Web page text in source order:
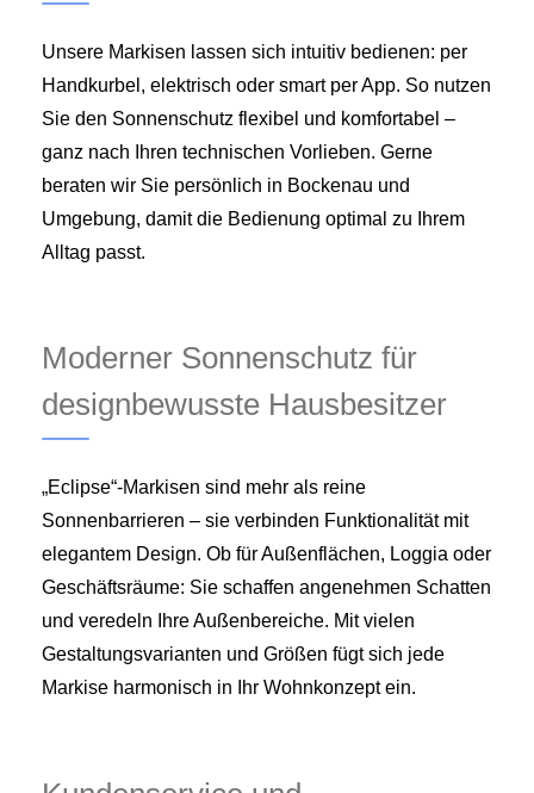
Unsere Markisen lassen sich intuitiv bedienen: per
Handkurbel, elektrisch oder smart per App. So nutzen
Sie den Sonnenschutz flexibel und komfortabel –
ganz nach Ihren technischen Vorlieben. Gerne
beraten wir Sie persönlich in Bockenau und
Umgebung, damit die Bedienung optimal zu Ihrem
Alltag passt.
Moderner Sonnenschutz für
designbewusste Hausbesitzer
„Eclipse“-Markisen sind mehr als reine
Sonnenbarrieren – sie verbinden Funktionalität mit
elegantem Design. Ob für Außenflächen, Loggia oder
Geschäftsräume: Sie schaffen angenehmen Schatten
und veredeln Ihre Außenbereiche. Mit vielen
Gestaltungsvarianten und Größen fügt sich jede
Markise harmonisch in Ihr Wohnkonzept ein.